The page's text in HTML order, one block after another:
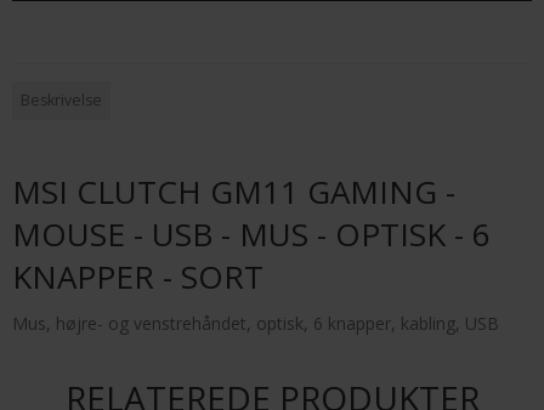
Beskrivelse
MSI CLUTCH GM11 GAMING -
MOUSE - USB - MUS - OPTISK - 6
KNAPPER - SORT
Mus, højre- og venstrehåndet, optisk, 6 knapper, kabling, USB
RELATEREDE PRODUKTER